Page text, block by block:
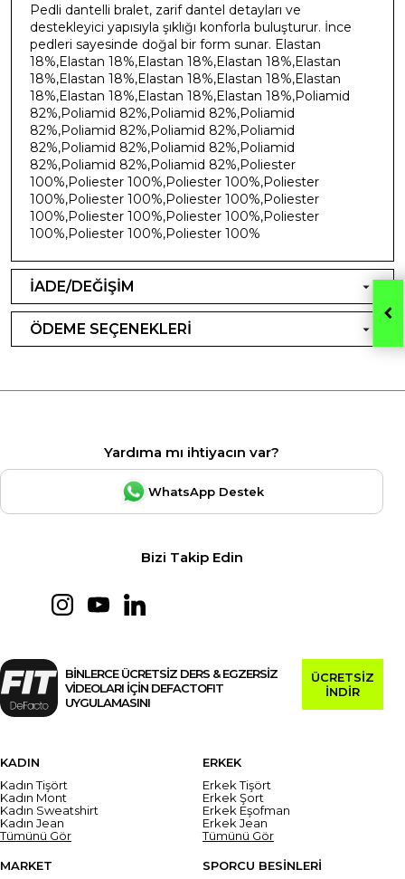
Pedli dantelli bralet, zarif dantel detayları ve
destekleyici yapısıyla şıklığı konforla buluşturur. İnce
pedleri sayesinde doğal bir form sunar. Elastan
18%,Elastan 18%,Elastan 18%,Elastan 18%,Elastan
18%,Elastan 18%,Elastan 18%,Elastan 18%,Elastan
18%,Elastan 18%,Elastan 18%,Elastan 18%,Poliamid
82%,Poliamid 82%,Poliamid 82%,Poliamid
82%,Poliamid 82%,Poliamid 82%,Poliamid
82%,Poliamid 82%,Poliamid 82%,Poliamid
82%,Poliamid 82%,Poliamid 82%,Poliester
100%,Poliester 100%,Poliester 100%,Poliester
100%,Poliester 100%,Poliester 100%,Poliester
100%,Poliester 100%,Poliester 100%,Poliester
100%,Poliester 100%,Poliester 100%
İADE/DEĞİŞİM
ÖDEME SEÇENEKLERİ
Yardıma mı ihtiyacın var?
WhatsApp Destek
Bizi Takip Edin
BİNLERCE ÜCRETSİZ DERS & EGZERSİZ
VİDEOLARI İÇİN DEFACTOFIT
UYGULAMASINI
ÜCRETSİZ
İNDİR
KADIN
Kadın Tişört
Kadın Mont
Kadın Sweatshirt
Kadın Jean
Tümünü Gör
ERKEK
Erkek Tişört
Erkek Şort
Erkek Eşofman
Erkek Jean
Tümünü Gör
MARKET
SPORCU BESİNLERİ